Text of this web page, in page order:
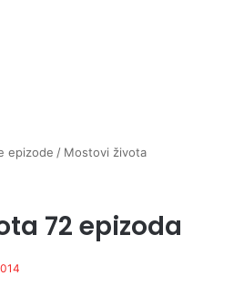
epizode / Mostovi života
72 epizoda